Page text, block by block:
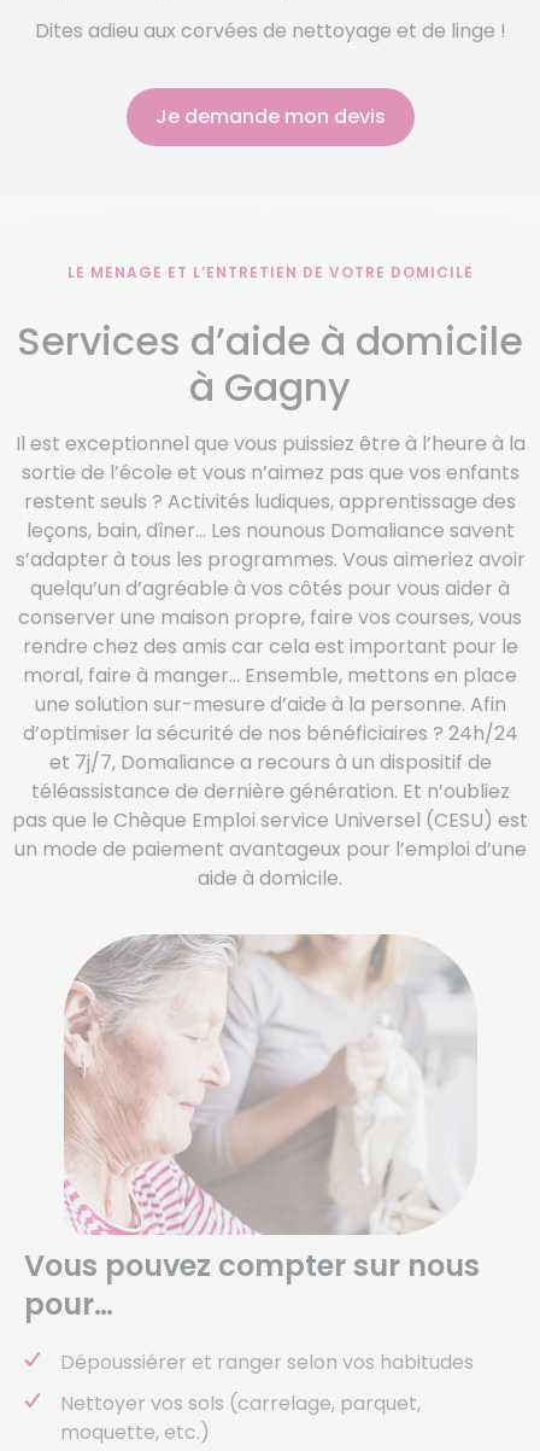
Dites adieu aux corvées de nettoyage et de linge !
Je demande mon devis
LE MENAGE ET L’ENTRETIEN DE VOTRE DOMICILE
Services d’aide à domicile
à Gagny
Il est exceptionnel que vous puissiez être à l’heure à la
sortie de l’école et vous n’aimez pas que vos enfants
restent seuls ? Activités ludiques, apprentissage des
leçons, bain, dîner… Les nounous Domaliance savent
s’adapter à tous les programmes. Vous aimeriez avoir
quelqu’un d’agréable à vos côtés pour vous aider à
conserver une maison propre, faire vos courses, vous
rendre chez des amis car cela est important pour le
moral, faire à manger… Ensemble, mettons en place
une solution sur-mesure d’aide à la personne. Afin
d’optimiser la sécurité de nos bénéficiaires ? 24h/24
et 7j/7, Domaliance a recours à un dispositif de
téléassistance de dernière génération. Et n’oubliez
pas que le Chèque Emploi service Universel (CESU) est
un mode de paiement avantageux pour l’emploi d’une
aide à domicile.
Vous pouvez compter sur nous
pour…
Dépoussiérer et ranger selon vos habitudes
Nettoyer vos sols (carrelage, parquet,
moquette, etc.)